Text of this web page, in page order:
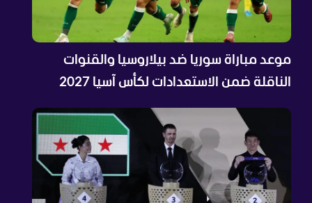
موعد مباراة سوريا ضد بيلاروسيا والقنوات
الناقلة ضمن الاستعدادات لكأس آسيا 2027